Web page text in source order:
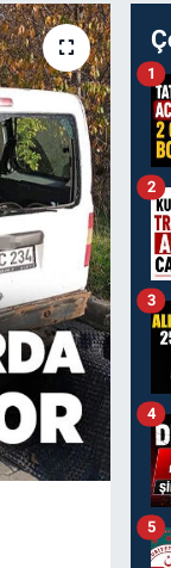
1
2
3
4
5